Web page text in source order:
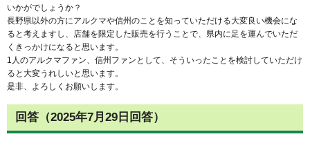
いかがでしょうか？
長野県以外の方にアルクマや信州のことを知っていただける大変良い機会にな
ると考えますし、店舗を限定した販売を行うことで、県内に足を運んでいただ
くきっかけになると思います。
1人のアルクマファン、信州ファンとして、そういったことを検討していただけ
ると大変うれしいと思います。
是非、よろしくお願いします。
回答（2025年7月29日回答）